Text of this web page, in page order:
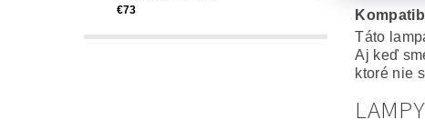
€73
Táto
Aj keď
ktoré nie